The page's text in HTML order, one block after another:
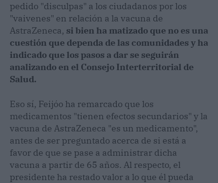
pedido "disculpas" a los ciudadanos por los
"vaivenes" en relación a la vacuna de
AstraZeneca, si bien ha matizado que no es una
cuestión que dependa de las comunidades y ha
indicado que los pasos a dar se seguirán
analizando en el Consejo Interterritorial de
Salud.
Eso sí, Feijóo ha remarcado que los
medicamentos "tienen efectos secundarios" y la
vacuna de AstraZeneca "es un medicamento",
antes de ser preguntado acerca de si está a
favor de que se pase a administrar dicha
vacuna a partir de 65 años. Al respecto, el
presidente ha restado valor a lo que él pueda